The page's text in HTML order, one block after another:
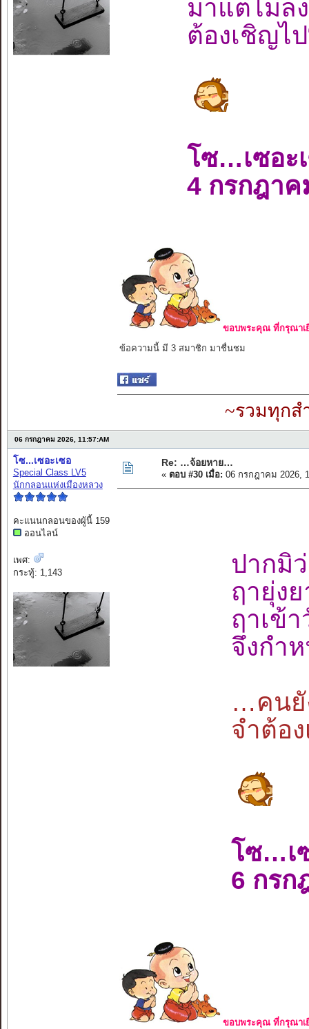
มาแต่ไม่ล
ต้องเชิญไ
โซ…เซอะ
4 กรกฎาค
ขอบพระคุณ ที่กรุณาเ
ข้อความนี้ มี 3 สมาชิก มาชื่นชม
~รวมทุกส
06 กรกฎาคม 2026, 11:57:AM
โซ...เซอะเซอ
Special Class LV5
นักกลอนแห่งเมืองหลวง
คะแนนกลอนของผู้นี้ 159
ออนไลน์
เพศ:
กระทู้: 1,143
Re: …จ้อยหาย…
« ตอบ #30 เมื่อ: 06 กรกฎาคม 2026,
ปากมิ
ฤายุ่ง
ฤาเข้
จึงกำ
…คนยั
จำต้อ
โซ…เ
6 กรก
ขอบพระคุณ ที่กรุณาเ